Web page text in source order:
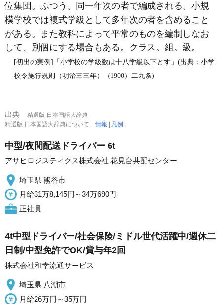
位集団。ふつう、同一年次の者で編成される。小規
模学校では複式学級として多年次の者を含めること
がある。また教科によって平常のものを編制しなお
して、別個にする場合もある。クラス。組。級。
[初出の実例]「小学校の学級数は十八学級以下とす」(出典：小学
校令施行規則（明治三三年）（1900）二九条)
出典
精選版 日本国語大辞典
精選版 日本国語大辞典について情報 | 凡例
中型/夜間配送ドライバー 6t
アサヒロジスティクス株式会社 花見台共配センター
埼玉県 熊谷市
月給31万8,145円～34万690円
正社員
4t中型ドライバー/社会保険/ミドル世代活躍中/週休二
日制/中型免許でOK/賞与年2回
株式会社和幸流通サービス
埼玉県 八潮市
月給26万円～35万円